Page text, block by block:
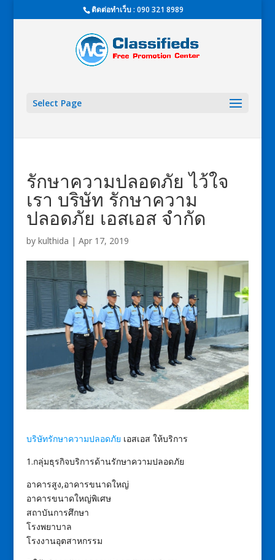
ติดต่อทำเว็บ : 090 321 8989
Select Page
รักษาความปลอดภัย ไว้ใจ
เรา บริษัท รักษาความ
ปลอดภัย เอสเอส จำกัด
by kulthida | Apr 17, 2019
บริษัทรักษาความปลอดภัย เอสเอส ให้บริการ
1.กลุ่มธุรกิจบริการด้านรักษาความปลอดภัย
อาคารสูง,อาคารขนาดใหญ่
อาคารขนาดใหญ่พิเศษ
สถาบันการศึกษา
โรงพยาบาล
โรงงานอุตสาหกรรม